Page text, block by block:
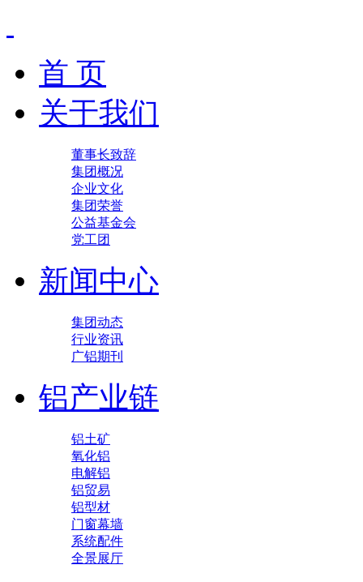
首 页
关于我们
董事长致辞
集团概况
企业文化
集团荣誉
公益基金会
党工团
新闻中心
集团动态
行业资讯
广铝期刊
铝产业链
铝土矿
氧化铝
电解铝
铝贸易
铝型材
门窗幕墙
系统配件
全景展厅